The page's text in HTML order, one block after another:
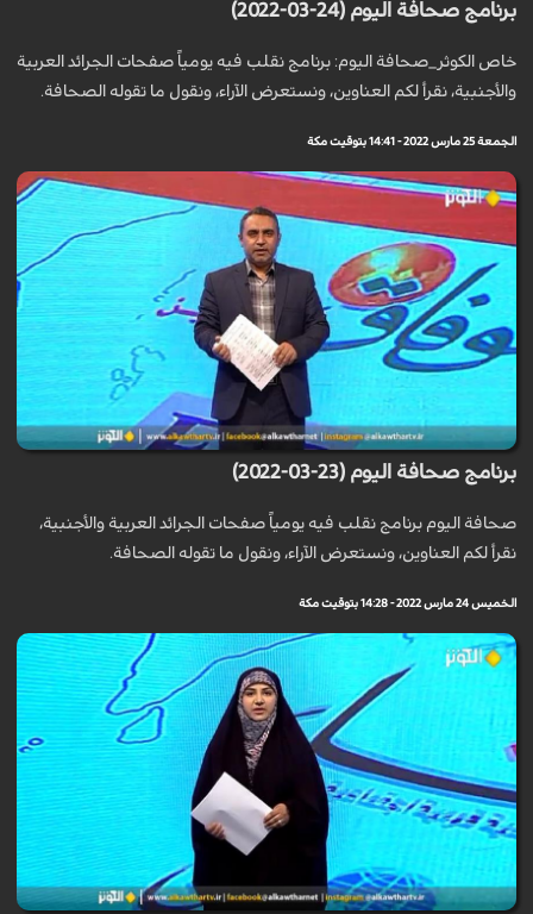
برنامج صحافة اليوم (24-03-2022)
خاص الكوثر_صحافة اليوم: برنامج نقلب فيه يومياً صفحات الجرائد العربية
والأجنبية، نقرأ لكم العناوين، ونستعرض الآراء، ونقول ما تقوله الصحافة.
الجمعة 25 مارس 2022 - 14:41 بتوقيت مكة
برنامج صحافة اليوم (23-03-2022)
صحافة اليوم برنامج نقلب فيه يومياً صفحات الجرائد العربية والأجنبية،
نقرأ لكم العناوين، ونستعرض الآراء، ونقول ما تقوله الصحافة.
الخميس 24 مارس 2022 - 14:28 بتوقيت مكة